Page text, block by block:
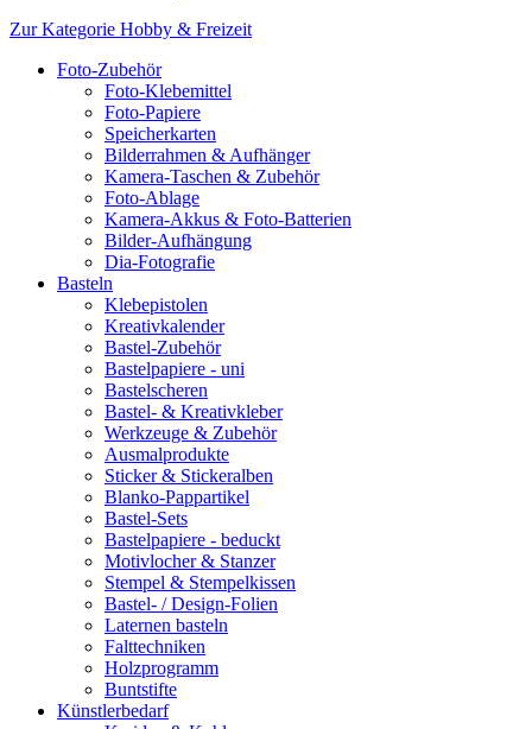
Zur Kategorie Hobby & Freizeit
Foto-Zubehör
Foto-Klebemittel
Foto-Papiere
Speicherkarten
Bilderrahmen & Aufhänger
Kamera-Taschen & Zubehör
Foto-Ablage
Kamera-Akkus & Foto-Batterien
Bilder-Aufhängung
Dia-Fotografie
Basteln
Klebepistolen
Kreativkalender
Bastel-Zubehör
Bastelpapiere - uni
Bastelscheren
Bastel- & Kreativkleber
Werkzeuge & Zubehör
Ausmalprodukte
Sticker & Stickeralben
Blanko-Pappartikel
Bastel-Sets
Bastelpapiere - beduckt
Motivlocher & Stanzer
Stempel & Stempelkissen
Bastel- / Design-Folien
Laternen basteln
Falttechniken
Holzprogramm
Buntstifte
Künstlerbedarf